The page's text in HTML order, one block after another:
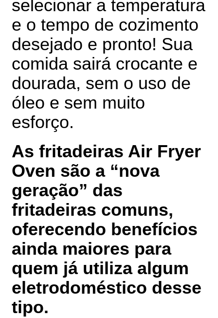
selecionar a temperatura
e o tempo de cozimento
desejado e pronto! Sua
comida sairá crocante e
dourada, sem o uso de
óleo e sem muito
esforço.
As fritadeiras Air Fryer
Oven são a “nova
geração” das
fritadeiras comuns,
oferecendo benefícios
ainda maiores para
quem já utiliza algum
eletrodoméstico desse
tipo.